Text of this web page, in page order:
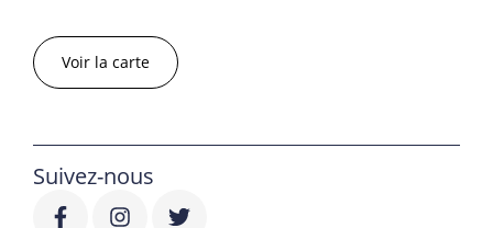
Voir la carte
Suivez-nous